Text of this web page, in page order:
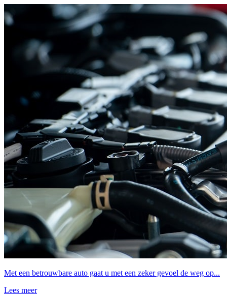
Met een betrouwbare auto gaat u met een zeker gevoel de weg op...
Lees meer